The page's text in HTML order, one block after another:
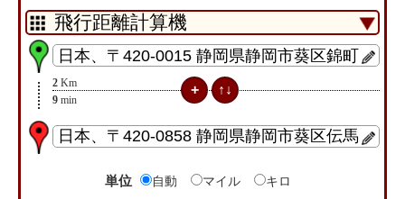
2 Km
9 min
単位 自動 マイル キロ